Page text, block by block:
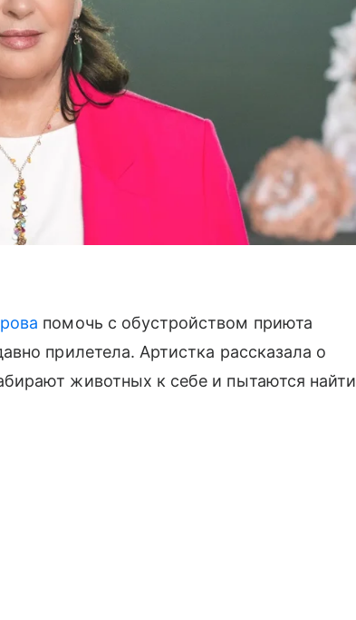
помочь с обустройством приюта
прилетела. Артистка рассказала о
животных к себе и пытаются найти